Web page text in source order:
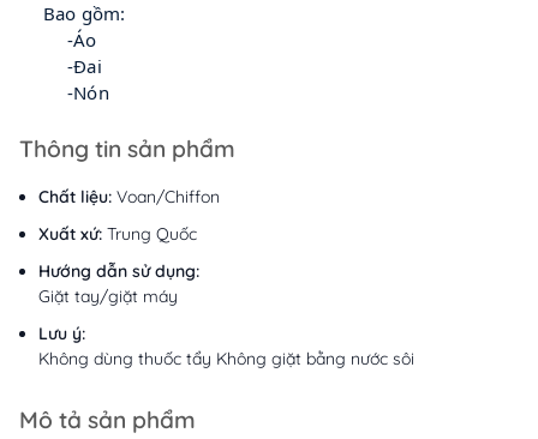
Bao gồm:
-Áo
-Đai
-Nón
Thông tin sản phẩm
Chất liệu: Voan/Chiffon
Xuất xứ: Trung Quốc
Hướng dẫn sử dụng:
Giặt tay/giặt máy
Lưu ý:
Không dùng thuốc tẩy Không giặt bằng nước sôi
Mô tả sản phẩm